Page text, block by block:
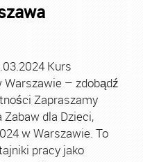
Kurs
– zdobądź
Zapraszamy
dla Dzieci,
w Warszawie. To
pracy jako